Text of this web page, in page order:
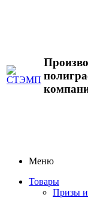
Меню
Товары
Призы